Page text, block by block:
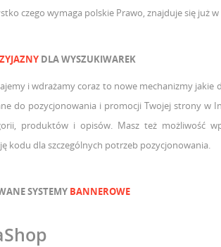
czego wymaga polskie Prawo, znajduje się już
DLA WYSZUKIWAREK
i wdrażamy coraz to nowe mechanizmy
do pozycjonowania i promocji Twojej strony w
produktów i opisów. Masz też możliwość
kodu dla szczególnych potrzeb pozycjonowania.
SYSTEMY BANNEROWE